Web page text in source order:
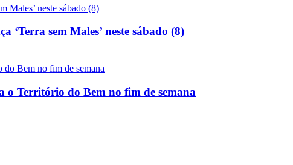
‘Terra sem Males’ neste sábado (8)
o Território do Bem no fim de semana